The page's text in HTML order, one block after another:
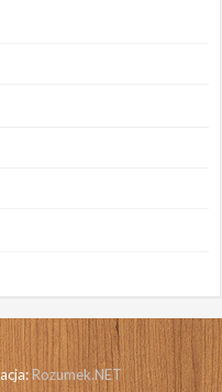
Rozumek.NET